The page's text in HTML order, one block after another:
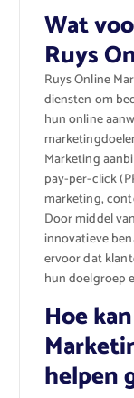
Wat
Ruys
Ruys Online
diensten om
hun online
Marketing
pay-per-click
marketing,
Door middel
innovatieve
ervoor dat
hun doelgroep
Hoe
helpen